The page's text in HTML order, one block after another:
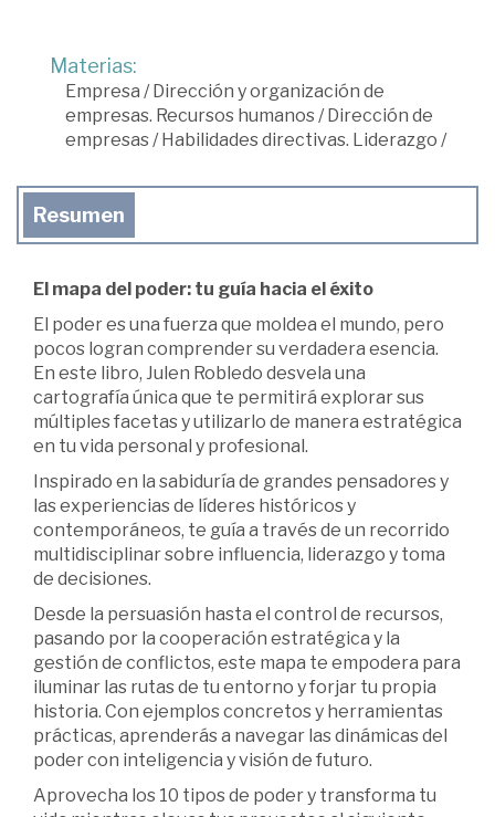
Materias:
Empresa / Dirección y organización de
empresas. Recursos humanos/ Dirección de
empresas/ Habilidades directivas. Liderazgo /
Resumen
El mapa del poder: tu guía hacia el éxito
El poder es una fuerza que moldea el mundo, pero
pocos logran comprender su verdadera esencia.
En este libro, Julen Robledo desvela una
cartografía única que te permitirá explorar sus
múltiples facetas y utilizarlo de manera estratégica
en tu vida personal y profesional.
Inspirado en la sabiduría de grandes pensadores y
las experiencias de líderes históricos y
contemporáneos, te guía a través de un recorrido
multidisciplinar sobre influencia, liderazgo y toma
de decisiones.
Desde la persuasión hasta el control de recursos,
pasando por la cooperación estratégica y la
gestión de conflictos, este mapa te empodera para
iluminar las rutas de tu entorno y forjar tu propia
historia. Con ejemplos concretos y herramientas
prácticas, aprenderás a navegar las dinámicas del
poder con inteligencia y visión de futuro.
Aprovecha los 10 tipos de poder y transforma tu